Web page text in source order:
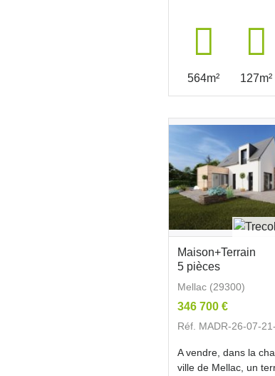
564m² 127m²
Maison+Terrain
5 pièces
Mellac (29300)
346 700 €
Réf. MADR-26-07-
A vendre, dans la
ville de Mellac, un